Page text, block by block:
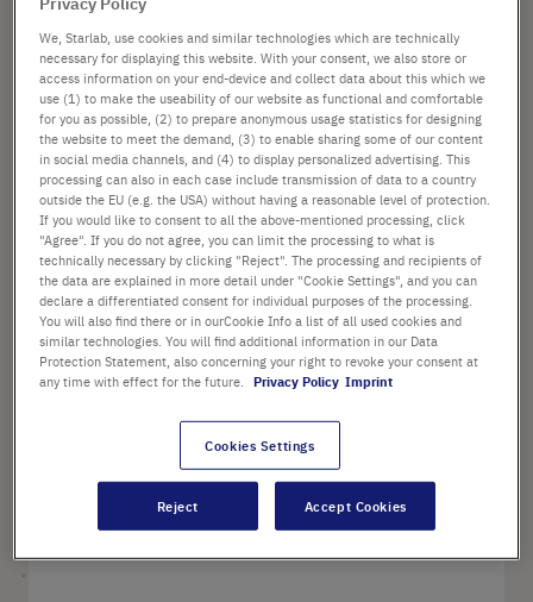
dal 69,36 €
Il prezzo è quello di listino. [*IVA e spedizione esclusi]
Configurare
CAPP® Origami Reservoirs
We, Starlab, use cookies and similar technologies which are technically
necessary for displaying this website. With your consent, we also store or
access information on your end-device and collect data about this which we
use (1) to make the useability of our website as functional and comfortable
for you as possible, (2) to prepare anonymous usage statistics for designing
the website to meet the demand, (3) to enable sharing some of our content
in social media channels, and (4) to display personalized advertising. This
processing can also in each case include transmission of data to a country
outside the EU (e.g. the USA) without having a reasonable level of protection.
If you would like to consent to all the above-mentioned processing, click
"Agree". If you do not agree, you can limit the processing to what is
technically necessary by clicking "Reject". The processing and recipients of
the data are explained in more detail under "Cookie Settings", and you can
declare a differentiated consent for individual purposes of the processing.
You will also find there or in ourCookie Info a list of all used cookies and
similar technologies. You will find additional information in our Data
Protection Statement, also concerning your right to revoke your consent at
any time with effect for the future.
Privacy Policy Imprint
Cookies Settings
Reject Accept Cookies